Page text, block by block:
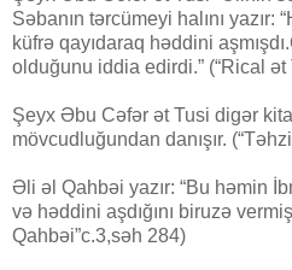
Səbanın tərcümeyi halını
küfrə qayıdaraq həddini
olduğunu iddia edirdi.” (“Rical ət
Şeyx Əbu Cəfər ət Tusi digər
mövcudluğundan danışır.
Əli əl Qahbəi yazır: “Bu həmin
və həddini aşdığını biruzə
Qahbəi”c.3,səh 284)